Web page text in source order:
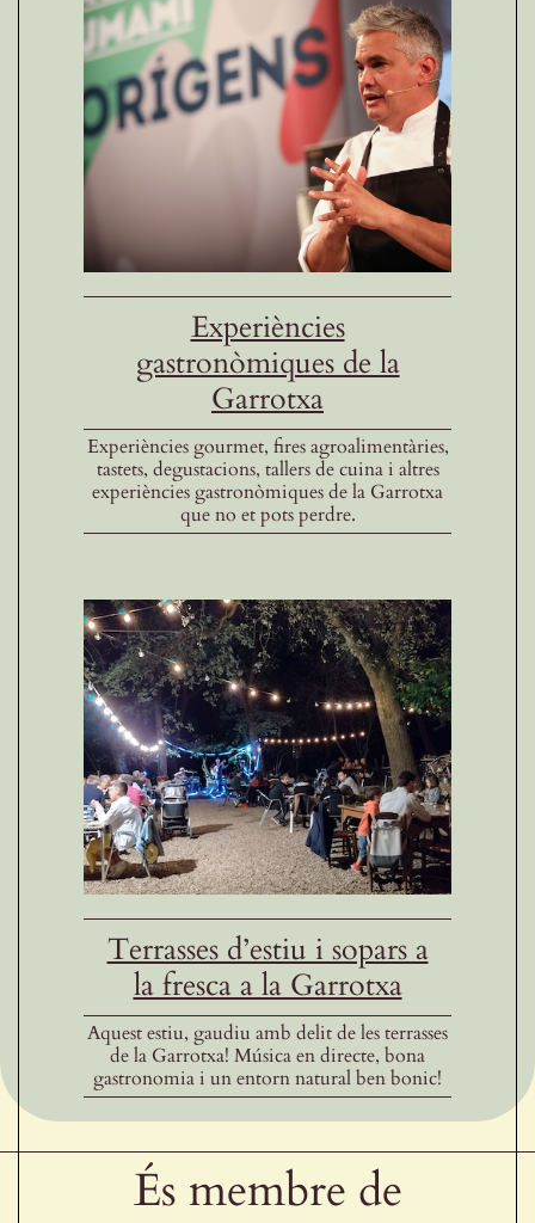
Experiències
gastronòmiques de la
Garrotxa
Experiències gourmet, fires agroalimentàries,
tastets, degustacions, tallers de cuina i altres
experiències gastronòmiques de la Garrotxa
que no et pots perdre.
Terrasses d’estiu i sopars a
la fresca a la Garrotxa
Aquest estiu, gaudiu amb delit de les terrasses
de la Garrotxa! Música en directe, bona
gastronomia i un entorn natural ben bonic!
És membre de